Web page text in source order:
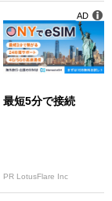
最短5分で接続
PR LotusFlare Inc
AD